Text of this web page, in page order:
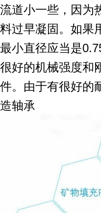
流道小一些，因为
料过早凝固。如果
最小直径应当是
很好的机械强度和
件。由于有很好的
造轴承